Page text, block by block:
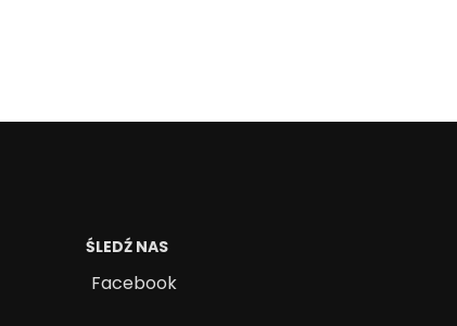
ŚLEDŹ NAS
Facebook